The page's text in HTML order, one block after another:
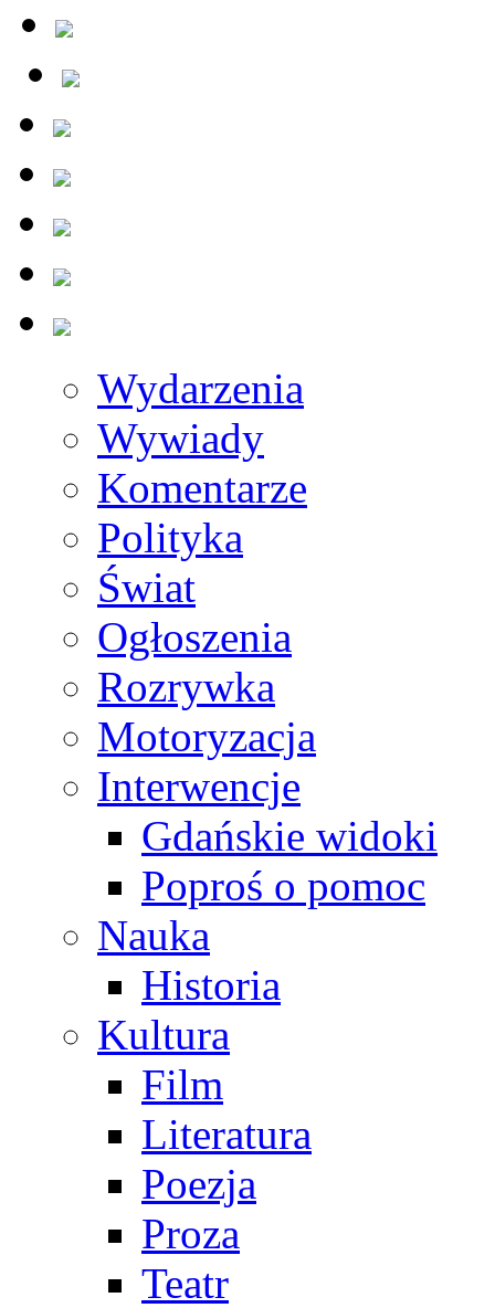
Wydarzenia
Wywiady
Komentarze
Polityka
Świat
Ogłoszenia
Rozrywka
Motoryzacja
Interwencje
Gdańskie widoki
Poproś o pomoc
Nauka
Historia
Kultura
Film
Literatura
Poezja
Proza
Teatr